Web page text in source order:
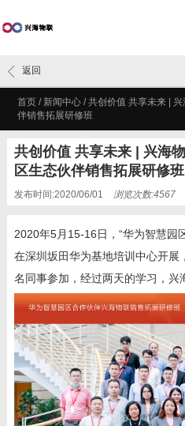
首页 / 新闻中心 /共创价值 共享未来 |
伴销售拓展研修班
返回
共创价值 共享未来 | 兴海
区生态伙伴销售拓展研修班
发布时间:2020/06/01 浏览次数:4567
2020年5月 15-16日，“华为智慧园
在深圳坂田华为基地培训中心开展
名同事参加，经过两天的学习，兴